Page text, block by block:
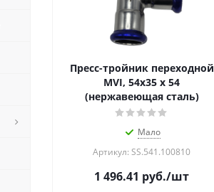
Пресс-тройник переходной
MVI, 54x35 x 54
(нержавеющая сталь)
Мало
Артикул: SS.541.100810
1 496.41 руб./шт